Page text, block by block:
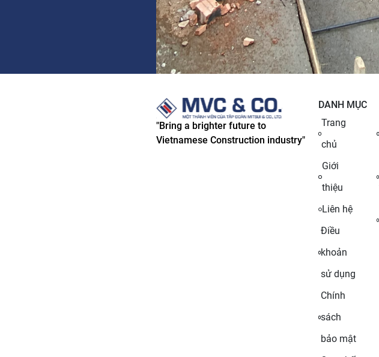
"Bring a brighter future to
Vietnamese Construction industry"
DANH MỤC
Trang
chủ
Giới
thiệu
Liên hệ
Điều
khoản
sử dụng
Chính
sách
bảo mật